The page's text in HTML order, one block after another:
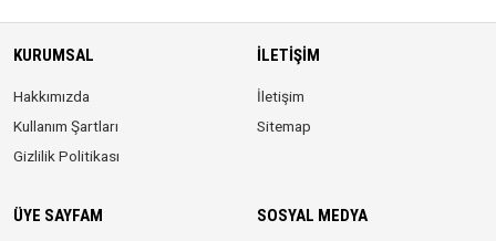
KURUMSAL
Hakkımızda
Kullanım Şartları
Gizlilik Politikası
İLETIŞIM
İletişim
Sitemap
ÜYE SAYFAM SOSYAL MEDYA